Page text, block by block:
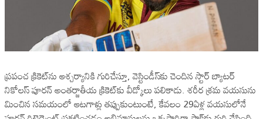
ప్రపంచ క్రికెట్‌ను ఆశ్చర్యానికి గురిచేస్తూ, వెస్టిండీస్‌కు చెందిన స్టార్ బ్యాటర్
నికోలస్ పూరన్ అంతర్జాతీయ క్రికెట్‌కు వీడ్కోలు పలికాడు. శరీర శ్రమ వయసును
మించిన సమయంలో ఆటగాళ్లు తప్పుకుంటుంటే, కేవలం 29ఏళ్ల వయసులోనే